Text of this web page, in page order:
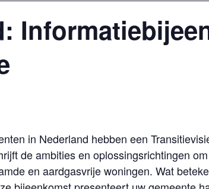
in Nederland hebben een
de ambities en oplossingsrichtingen
en aardgasvrije woningen. Wat